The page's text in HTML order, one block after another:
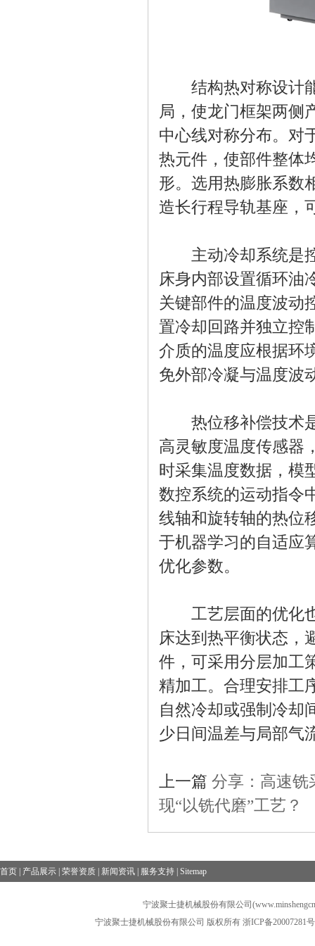
结构热对称设计能
局，使龙门框架两侧
中心线对称分布。对
热元件，使部件整体
形。选用热膨胀系数
造长行程导轨基座，
主动冷却系统是控
床身内部设置循环油
关键部件的温度波动
置冷却回路并独立控
介质的温度应根据环
免外部冷凝与温度波
热位移补偿技术是
高灵敏度温度传感器
时采集温度数据，模
数控系统的运动指令
线轴和旋转轴的热位
于机器学习的自适应
优化参数。
工艺层面的优化也
床达到热平衡状态，
件，可采用分层加工
精加工。合理安排工
自然冷却或强制冷却
少日间温差与局部气
上一篇 分享：高速铣
现“以铣代磨”工艺？
首页 产品展示 荣誉资质 新闻资讯 服务支持 Sitemap
宁波聚士捷机械股份有限公司
宁波聚士捷机械股份有限公司 版权所有 浙ICP备20007281